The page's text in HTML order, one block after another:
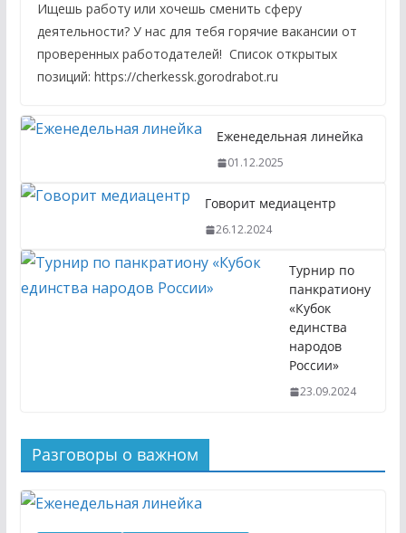
Ищешь работу или хочешь сменить сферу
деятельности? У нас для тебя горячие вакансии от
проверенных работодателей! Список открытых
позиций: https://cherkessk.gorodrabot.ru
Еженедельная линейка
01.12.2025
Говорит медиацентр
26.12.2024
Турнир по
панкратиону
«Кубок
единства
народов
России»
23.09.2024
Разговоры о важном